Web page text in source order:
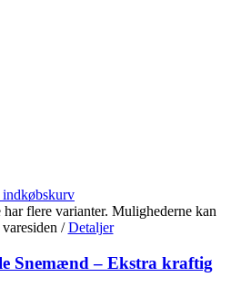
har flere varianter. Mulighederne kan
/ Detaljer
Snemænd – Ekstra kraftig